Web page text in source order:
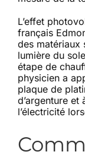
L’effet
français
des matériaux
lumière du
étape de
physicien a
plaque de
d’argenture
l’électricité